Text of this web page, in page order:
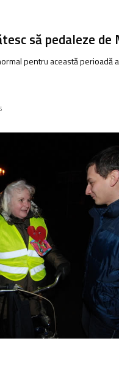
să pedaleze
pentru această perioadă